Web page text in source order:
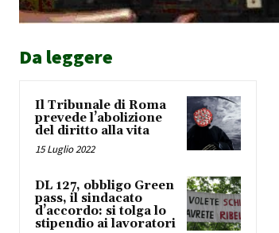
Da leggere
Il Tribunale di Roma
prevede l’abolizione
del diritto alla vita
15 Luglio 2022
DL 127, obbligo Green
pass, il sindacato
d’accordo: si tolga lo
stipendio ai lavoratori